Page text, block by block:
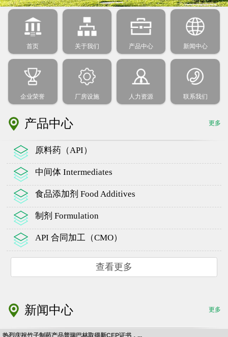
首页 关于我们 产品中心 新闻中心
企业荣誉 厂房设施 人力资源 联系我们
产品中心 更多
原料药（API）
中间体 Intermediates
食品添加剂 Food Additives
制剂 Formulation
API 合同加工（CMO）
查看更多
新闻中心 更多
热烈庆祝竹子制药产品普瑞巴林取得新CEP证书，...